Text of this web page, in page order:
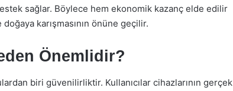
sağlar. Böylece hem ekonomik kazanç elde edilir
karışmasının önüne geçilir.
Önemlidir?
biri güvenilirliktir. Kullanıcılar cihazlarının gerçek